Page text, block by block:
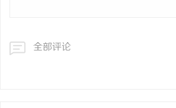
全部评论